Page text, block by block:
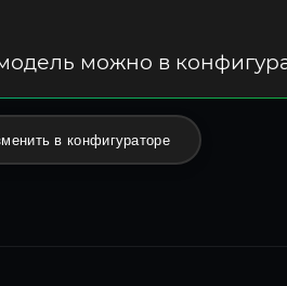
можно в
в конфигураторе